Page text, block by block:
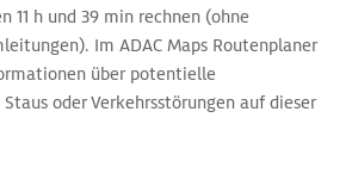
11 h und 39 min rechnen (ohne
Im ADAC Maps Routenplaner
über potentielle
oder Verkehrsstörungen auf dieser